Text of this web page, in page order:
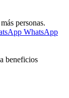
personas.
WhatsApp
beneficios